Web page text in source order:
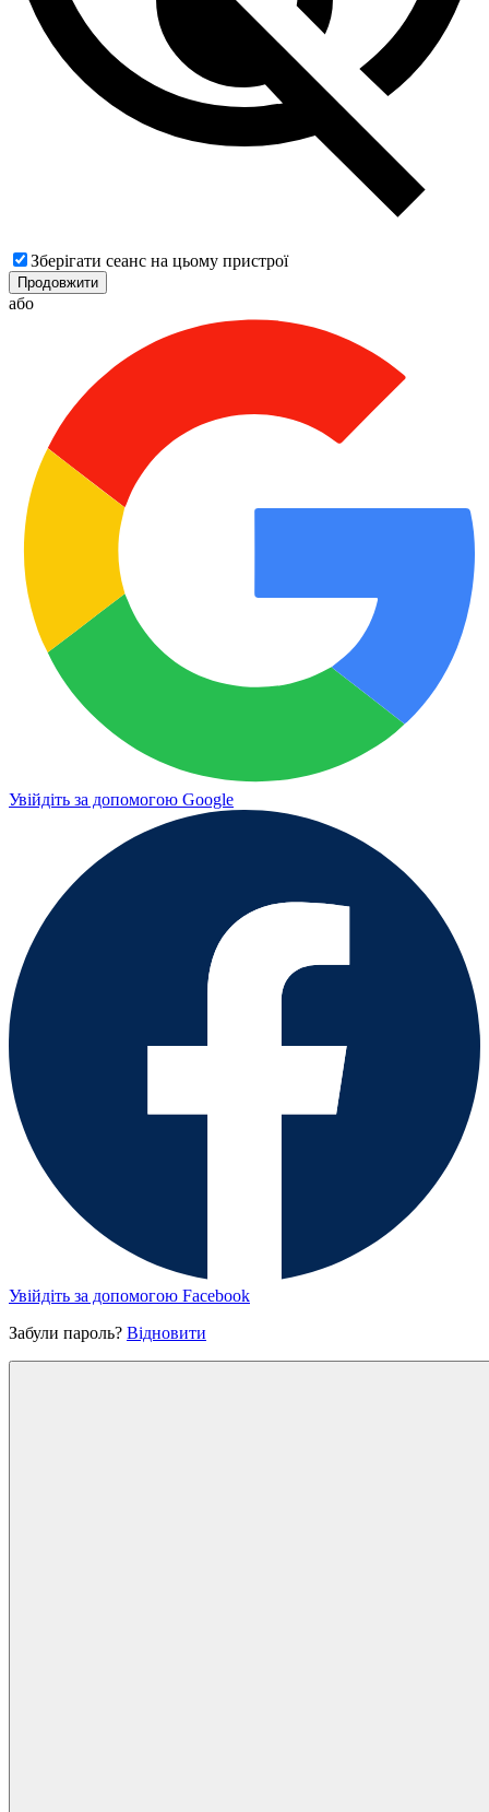
Зберігати сеанс на цьому пристрої
Продовжити
або
Увійдіть за допомогою Google
Увійдіть за допомогою Facebook
Забули пароль? Відновити